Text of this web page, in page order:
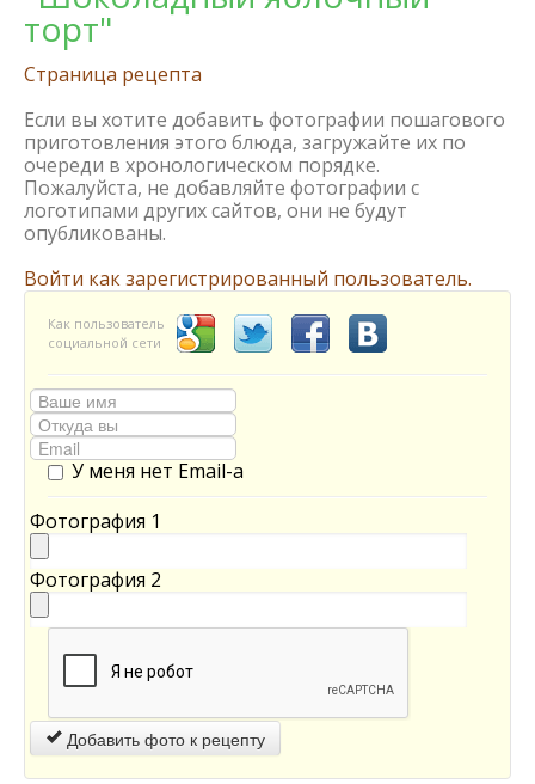
торт"
Страница рецепта
Если вы хотите добавить фотографии пошагового
приготовления этого блюда, загружайте их по
очереди в хронологическом порядке.
Пожалуйста, не добавляйте фотографии с
логотипами других сайтов, они не будут
опубликованы.
Войти как зарегистрированный пользователь.
Как пользователь
социальной сети
У меня нет Email-а
Фотография 1
Фотография 2
Добавить фото к рецепту